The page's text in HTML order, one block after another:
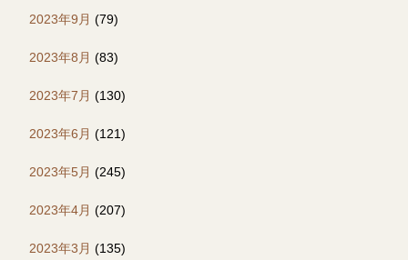
2023年9月 (79)
2023年8月 (83)
2023年7月 (130)
2023年6月 (121)
2023年5月 (245)
2023年4月 (207)
2023年3月 (135)